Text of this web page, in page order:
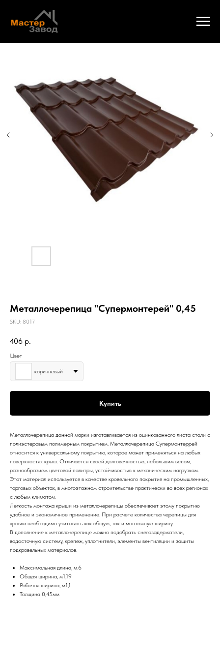
Металлочерепица "Супермонтерей" 0,45
SKU: 8017
406 р.
Цвет
коричневый
Купить
Металлочерепица данной марки изготавливается из оцинкованного листа стали с
полиэстеровым полимерным покрытием. Металлочерепица Супермонтеррей
относится к универсальному покрытию, которое может применяться на любых
поверхностях крыш. Отличается своей долговечностью, небольшим весом,
разнообразием цветовой палитры, устойчивостью к механическим нагрузкам.
Этот материал используется в качестве кровельного покрытия на промышленных,
торговых объектах, в многоэтажном строительстве практически во всех регионах
с любым климатом.
Легкость монтажа крыши из металлочерепицы обеспечивает этому покрытию
удобное и экономичное применение. При расчете количества черепицы для
кровли необходимо учитывать как общую, так и монтажную ширину.
В дополнение к металлочерепице можно подобрать снегозадержатели,
водосточную систему, крепеж, уплотнители, элементы вентиляции и защиты
подкровельных материалов.
Максимальная длина, м.6
Общая ширина, м1,19
Рабочая ширина, м1,1
Толщина 0,45мм